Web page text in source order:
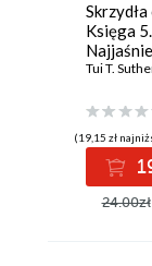
Księga 5.
Saga
Tui T.
(19,15 zł
24.00zł